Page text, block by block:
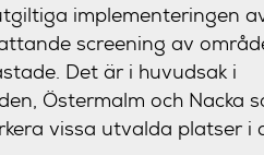
implementeringen
screening av
Det är i huvudsak i
Östermalm och Nacka
vissa utvalda platser i